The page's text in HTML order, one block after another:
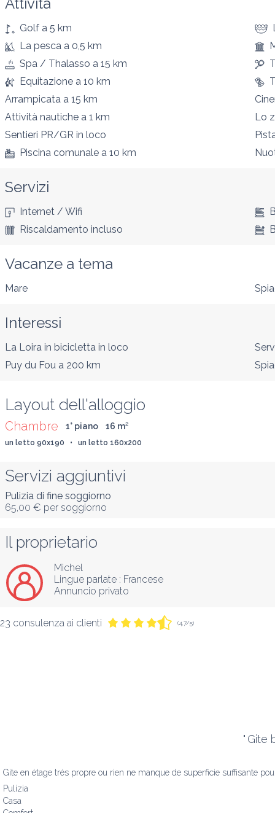
Golf a 5 km
La pesca a 0,5 km
Spa / Thalasso a 15 km
Equitazione a 10 km
Arrampicata a 15 km
Attività nautiche a 1 km
Lo
Sentieri PR/GR in loco
Piscina comunale a 10 km
Servizi
Internet / Wifi
Riscaldamento incluso
Vacanze a tema
Mare
Interessi
La Loira in bicicletta in loco
Puy du Fou a 200 km
Layout dell'alloggio
Chambre 1° piano 16 m²
un letto 90x190   •   un letto 160x200
Servizi aggiuntivi
Pulizia di fine soggiorno
65,00 € per soggiorno
Il proprietario
Michel
Lingue parlate : Francese
Annuncio privato
23 consulenza ai clienti (4,7/5)
" Gite
Gite en étage trés propre ou rien ne manque de superficie suffisante
Pulizia
Casa